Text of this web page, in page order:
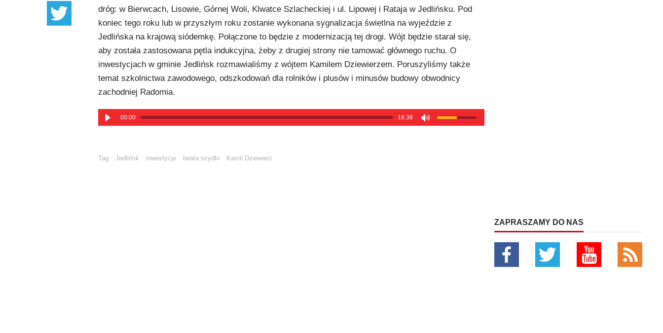
dróg: w Bierwcach, Lisowie, Górnej Woli, Klwatce Szlacheckiej i ul. Lipowej i Rataja w Jedlińsku. Pod
koniec tego roku lub w przyszłym roku zostanie wykonana sygnalizacja świetlna na wyjeździe z
Jedlińska na krajową siódemkę. Połączone to będzie z modernizacją tej drogi. Wójt będzie starał się,
aby została zastosowana pętla indukcyjna, żeby z drugiej strony nie tamować głównego ruchu. O
inwestycjach w gminie Jedlińsk rozmawialiśmy z wójtem Kamilem Dziewierzem. Poruszyliśmy także
temat szkolnictwa zawodowego, odszkodowań dla rolników i plusów i minusów budowy obwodnicy
zachodniej Radomia.
00:00 16:38
Tag: Jedlińsk inwestycje beata szydło Kamil Dziewierz
ZAPRASZAMY DO NAS